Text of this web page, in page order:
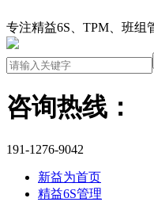
专注精益6S、TPM、班组
咨询热线：
191-1276-9042
新益为首页
精益6S管理